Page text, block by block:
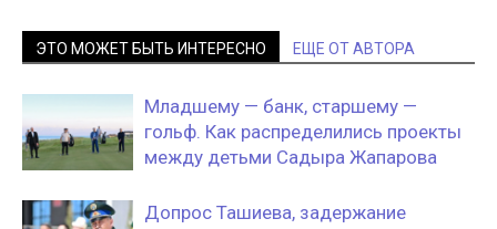
ЭТО МОЖЕТ БЫТЬ ИНТЕРЕСНО ЕЩЕ ОТ АВТОРА
Младшему — банк, старшему —
гольф. Как распределились проекты
между детьми Садыра Жапарова
Допрос Ташиева, задержание